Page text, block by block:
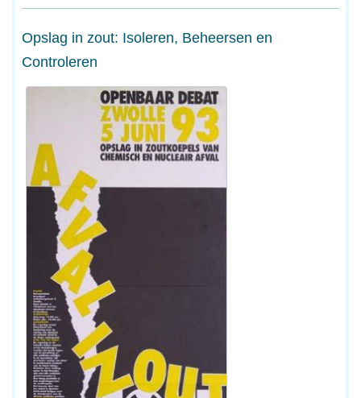
Opslag in zout: Isoleren, Beheersen en
Controleren